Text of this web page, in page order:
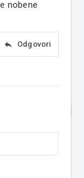
nobene
reply Odgovori